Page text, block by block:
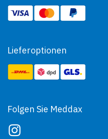
Lieferoptionen
Folgen Sie Meddax